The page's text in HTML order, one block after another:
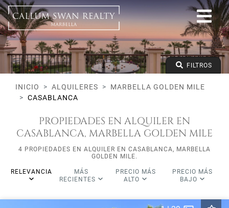
Todos los Lifestyles
Marbella Golden Mile
Casablanca
Todos los tipos
Precio desde
Precio hasta
Dormitorios mínimos FILTROS
INICIO ALQUILERES
MARBELLA GOLDEN MILE
CASABLANCA
PROPIEDADES EN ALQUILER EN
CASABLANCA, MARBELLA GOLDEN MILE
4 PROPIEDADES EN ALQUILER EN CASABLANCA, MARBELLA
GOLDEN MILE.
RELEVANCIA
MÁS
RECIENTES
PRECIO MÁS
ALTO
PRECIO MÁS
BAJO